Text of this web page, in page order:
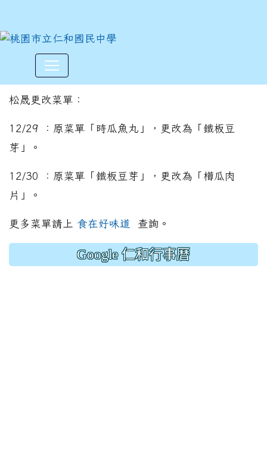
更改菜單公告-松晟
松晟更改菜單：
12/29 ：原菜單「時瓜魚丸」，更改為「鐵板豆
芽」。
12/30 ：原菜單「鐵板豆芽」，更改為「櫛瓜肉
片」。
更多菜單請上 食在好味道 查詢。
Google 仁和行事曆